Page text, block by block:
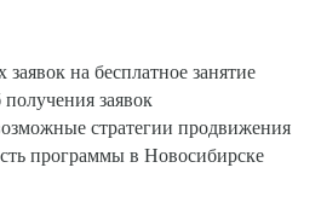
на бесплатное занятие
заявок
стратегии продвижения
программы в Новосибирске